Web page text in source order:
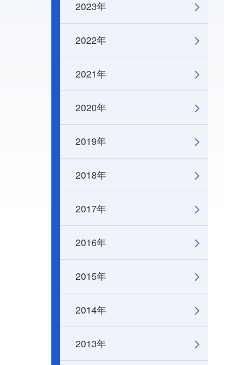
2023年
2022年
2021年
2020年
2019年
2018年
2017年
2016年
2015年
2014年
2013年